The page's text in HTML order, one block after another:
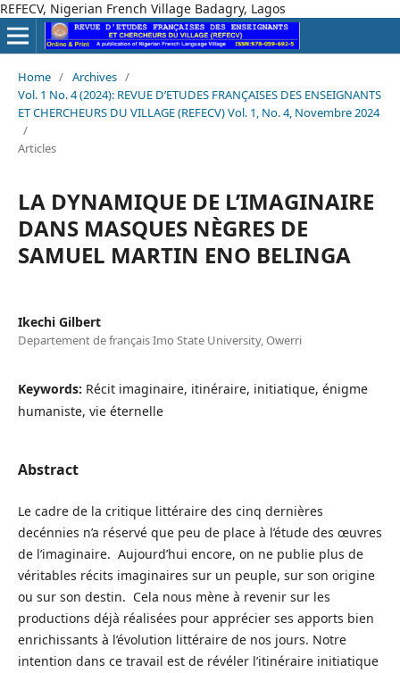
REFECV, Nigerian French Village Badagry, Lagos
Home / Archives /
Vol. 1 No. 4 (2024): REVUE D’ETUDES FRANÇAISES DES ENSEIGNANTS
ET CHERCHEURS DU VILLAGE (REFECV) Vol. 1, No. 4, Novembre 2024
/
Articles
LA DYNAMIQUE DE L’IMAGINAIRE
DANS MASQUES NÈGRES DE
SAMUEL MARTIN ENO BELINGA
Ikechi Gilbert
Departement de français Imo State University, Owerri
Keywords: Récit imaginaire, itinéraire, initiatique, énigme
humaniste, vie éternelle
Abstract
Le cadre de la critique littéraire des cinq dernières
decénnies n’a réservé que peu de place à l’étude des œuvres
de l’imaginaire. Aujourd’hui encore, on ne publie plus de
véritables récits imaginaires sur un peuple, sur son origine
ou sur son destin. Cela nous mène à revenir sur les
productions déjà réalisées pour apprécier ses apports bien
enrichissants à l’évolution littéraire de nos jours. Notre
intention dans ce travail est de révéler l’itinéraire initiatique